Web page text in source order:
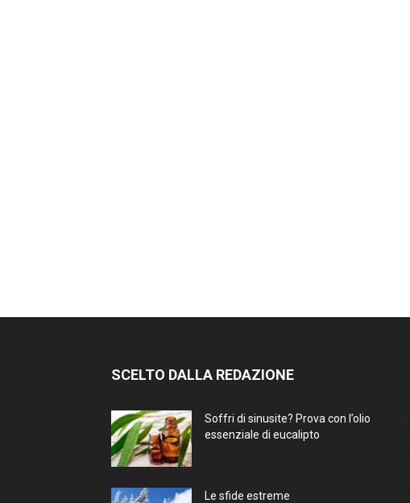
SCELTO DALLA REDAZIONE
Soffri di sinusite? Prova con l’olio
essenziale di eucalipto
Le sfide estreme